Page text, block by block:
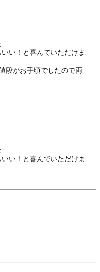
い！と喜んでいただけま
段がお手頃でしたので両
い！と喜んでいただけま